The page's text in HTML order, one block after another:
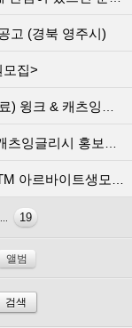
고 (경북 영주시)
모집>
츠잉글리시 홍보교사
리시 홍보교사 채용
르바이트생모집 ♣
19
앨범
검색